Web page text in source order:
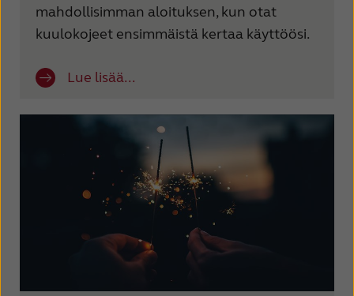
mahdollisimman aloituksen, kun otat
kuulokojeet ensimmäistä kertaa käyttöösi.
Lue lisää...